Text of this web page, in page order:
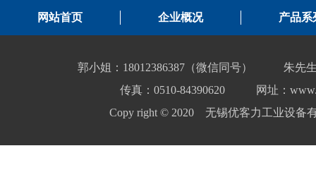
网站首页 企业概况 产品系
郭小姐：18012386387（微信同号）
朱先
传真：0510-84390620
网址：
Copy right © 2020 无锡优客力工业设备